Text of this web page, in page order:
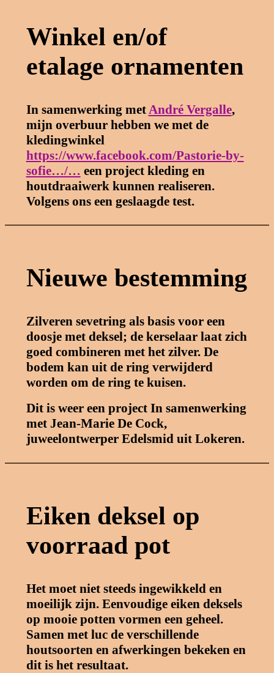
Winkel en/of
etalage ornamenten
In samenwerking metAndré Vergalle,
mijn overbuur hebben we met de
kledingwinkel
https://www.facebook.com/Pastorie-by-
sofie…/… een project kleding en
houtdraaiwerk kunnen realiseren.
Volgens ons een geslaagde test.
Nieuwe bestemming
Zilveren sevetring als basis voor een
doosje met deksel; de kerselaar laat zich
goed combineren met het zilver. De
bodem kan uit de ring verwijderd
worden om de ring te kuisen.
Dit is weer een project In samenwerking
met Jean-Marie De Cock,
juweelontwerper Edelsmid uit Lokeren.
Eiken deksel op
voorraad pot
Het moet niet steeds ingewikkeld en
moeilijk zijn. Eenvoudige eiken deksels
op mooie potten vormen een geheel.
Samen met luc de verschillende
houtsoorten en afwerkingen bekeken en
dit is het resultaat.